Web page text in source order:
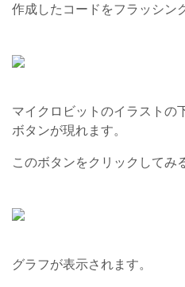
作成したコードをフラッシン
マイクロビットのイラストの
ボタンが現れます。
このボタンをクリックしてみ
グラフが表示されます。